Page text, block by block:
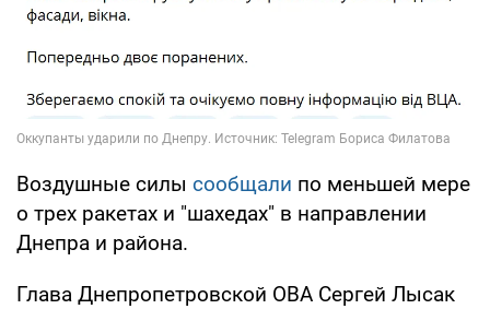
Воздушные силы сообщали по меньшей мере
о трех ракетах и "шахедах" в направлении
Днепра и района.
Глава Днепропетровской ОВА Сергей Лысак